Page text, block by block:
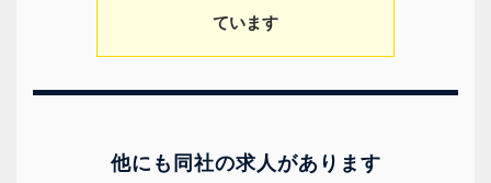
ています
他にも同社の求人があります